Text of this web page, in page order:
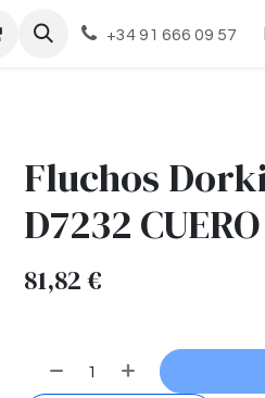
+34 91 666 09 57
Fluchos
D7232 CUERO
81,82€